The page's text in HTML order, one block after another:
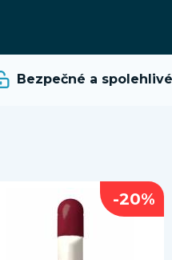
Bezpečné a spolehlivé
-20%